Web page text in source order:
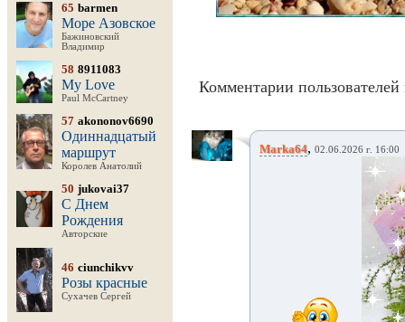
65 barmen
Море Азовское
Бажиновский
Владимир
58 8911083
My Love
Paul McCartney
57 akononov6690
Одиннадцатый
маршрут
Королев Анатолий
50 jukovai37
С Днем
Рождения
Авторские
46 ciunchikvv
Розы красные
Сухачев Сергей
Комментарии пользователей
Marka64, 02.06.2026 г. 16:00